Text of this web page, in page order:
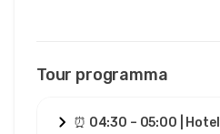
Tour programma
⏰ 04:30 – 05:00 |